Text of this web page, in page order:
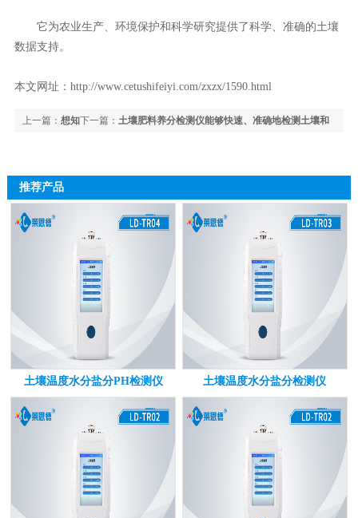
它为农业生产、环境保护和科学研究提供了科学、准确的土壤
数据支持。
本文网址： http://www.cetushifeiyi.com/zxzx/1590.html
下一篇：土壤肥料养分检测仪能够快速、准确地检测土壤和
上一篇： 想知
推荐产品
土壤温度水分盐分PH检测仪 土壤温度水分盐分检测仪